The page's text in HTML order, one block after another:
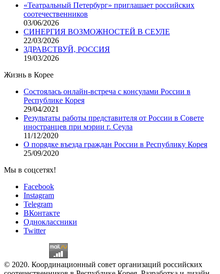
«Театральный Петербург» приглашает российских
соотечественников
03/06/2026
СИНЕРГИЯ ВОЗМОЖНОСТЕЙ В СЕУЛЕ
22/03/2026
ЗДРАВСТВУЙ, РОССИЯ
19/03/2026
Жизнь в Корее
Состоялась онлайн-встреча с консулами России в
Республике Корея
29/04/2021
Результаты работы представителя от России в Совете
иностранцев при мэрии г. Сеула
11/12/2020
О порядке въезда граждан России в Республику Корея
25/09/2020
Мы в соцсетях!
Facebook
Instagram
Telegram
ВКонтакте
Одноклассники
Twitter
© 2020. Координационный совет организаций российских